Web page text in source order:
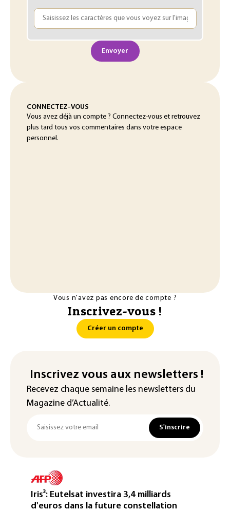
Envoyer
CONNECTEZ-VOUS
Vous avez déjà un compte ? Connectez-vous et retrouvez
plus tard tous vos commentaires dans votre espace
personnel.
Vous n'avez pas encore de compte ?
Inscrivez-vous !
Créer un compte
Inscrivez vous aux newsletters !
Recevez chaque semaine les newsletters du
Magazine d’Actualité.
S'inscrire
Iris³: Eutelsat investira 3,4 milliards
d'euros dans la future constellation